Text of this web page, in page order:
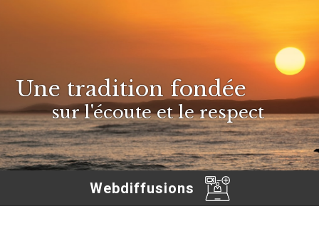
Webdiffusions
Une tradition fondée
sur l'écoute et le respect